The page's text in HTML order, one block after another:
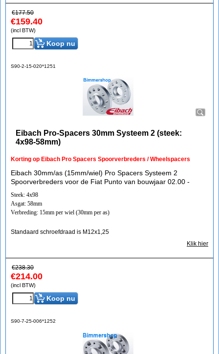
€177.50
€159.40
(incl BTW)
Koop nu
S90-2-15-020*1251
Eibach Pro-Spacers 30mm Systeem 2 (steek:
4x98-58mm)
Korting op Eibach Pro Spacers Spoorverbreders / Wheelspacers
Eibach 30mm/as (15mm/wiel) Pro Spacers Systeem 2
Spoorverbreders voor de Fiat Punto van bouwjaar 02.00 -
Steek: 4x98
Asgat: 58mm
Verbreding: 15mm per wiel (30mm per as)
Standaard schroefdraad is M12x1,25
Klik hier
€238.30
€214.00
(incl BTW)
Koop nu
S90-7-25-006*1252